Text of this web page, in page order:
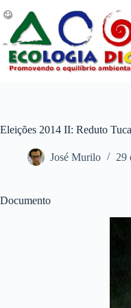
para
conteúdo
Eleições 2014 II: Reduto
José Murilo 29
Documento